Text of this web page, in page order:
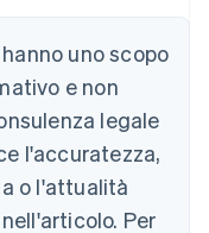
uno scopo
e non
legale
l'accuratezza,
o l'attualità
Per